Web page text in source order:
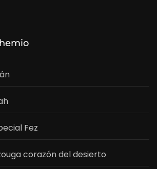
Fez
corazón del desierto